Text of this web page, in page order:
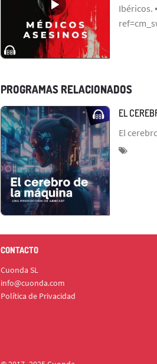
Ibéricos.
PROGRAMAS RELACIONADOS
EL
El
CONTACTO
Cuonda SL
info@cuonda.com
Política de Privacidad